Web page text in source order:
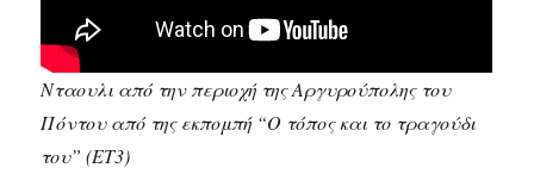
Νταουλι από την περιοχή της Αργυρούπολης του
Πόντου από της εκπομπή “Ο τόπος και το τραγούδι
του” (ΕΤ3)